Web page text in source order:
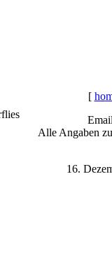
[
Alle Angaben
16.